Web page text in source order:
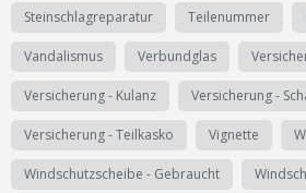
Steinschlagreparatur Teilenummer
Vandalismus Verbundglas
Versicherung - Kulanz Versicherung -
Versicherung - Teilkasko Vignette
Windschutzscheibe - Gebraucht